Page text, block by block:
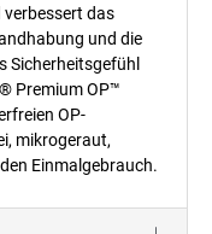
das
und die
Sicherheitsgefühl
Premium OP™
OP-
mikrogeraut,
Einmalgebrauch.